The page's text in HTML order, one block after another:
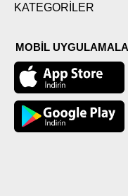
KATEGORİLER
MOBİL